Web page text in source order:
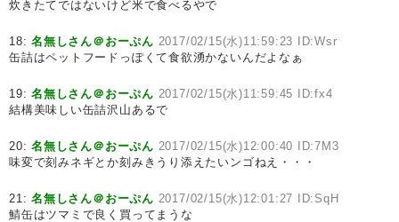
炊きたてではないけど米で食べるやで
18:名無しさん＠おーぷん 2017/02/15(水)11:59:23 ID:Wsr
缶詰はペットフードっぽくて食欲湧かないんだよなぁ
19:名無しさん＠おーぷん 2017/02/15(水)11:59:45 ID:fx4
結構美味しい缶詰沢山あるで
20:名無しさん＠おーぷん 2017/02/15(水)12:00:40 ID:7M3
味変で刻みネギとか刻みきうり添えたいンゴねえ・・・
21:名無しさん＠おーぷん 2017/02/15(水)12:01:27 ID:SqH
鯖缶はツマミで良く買ってまうな